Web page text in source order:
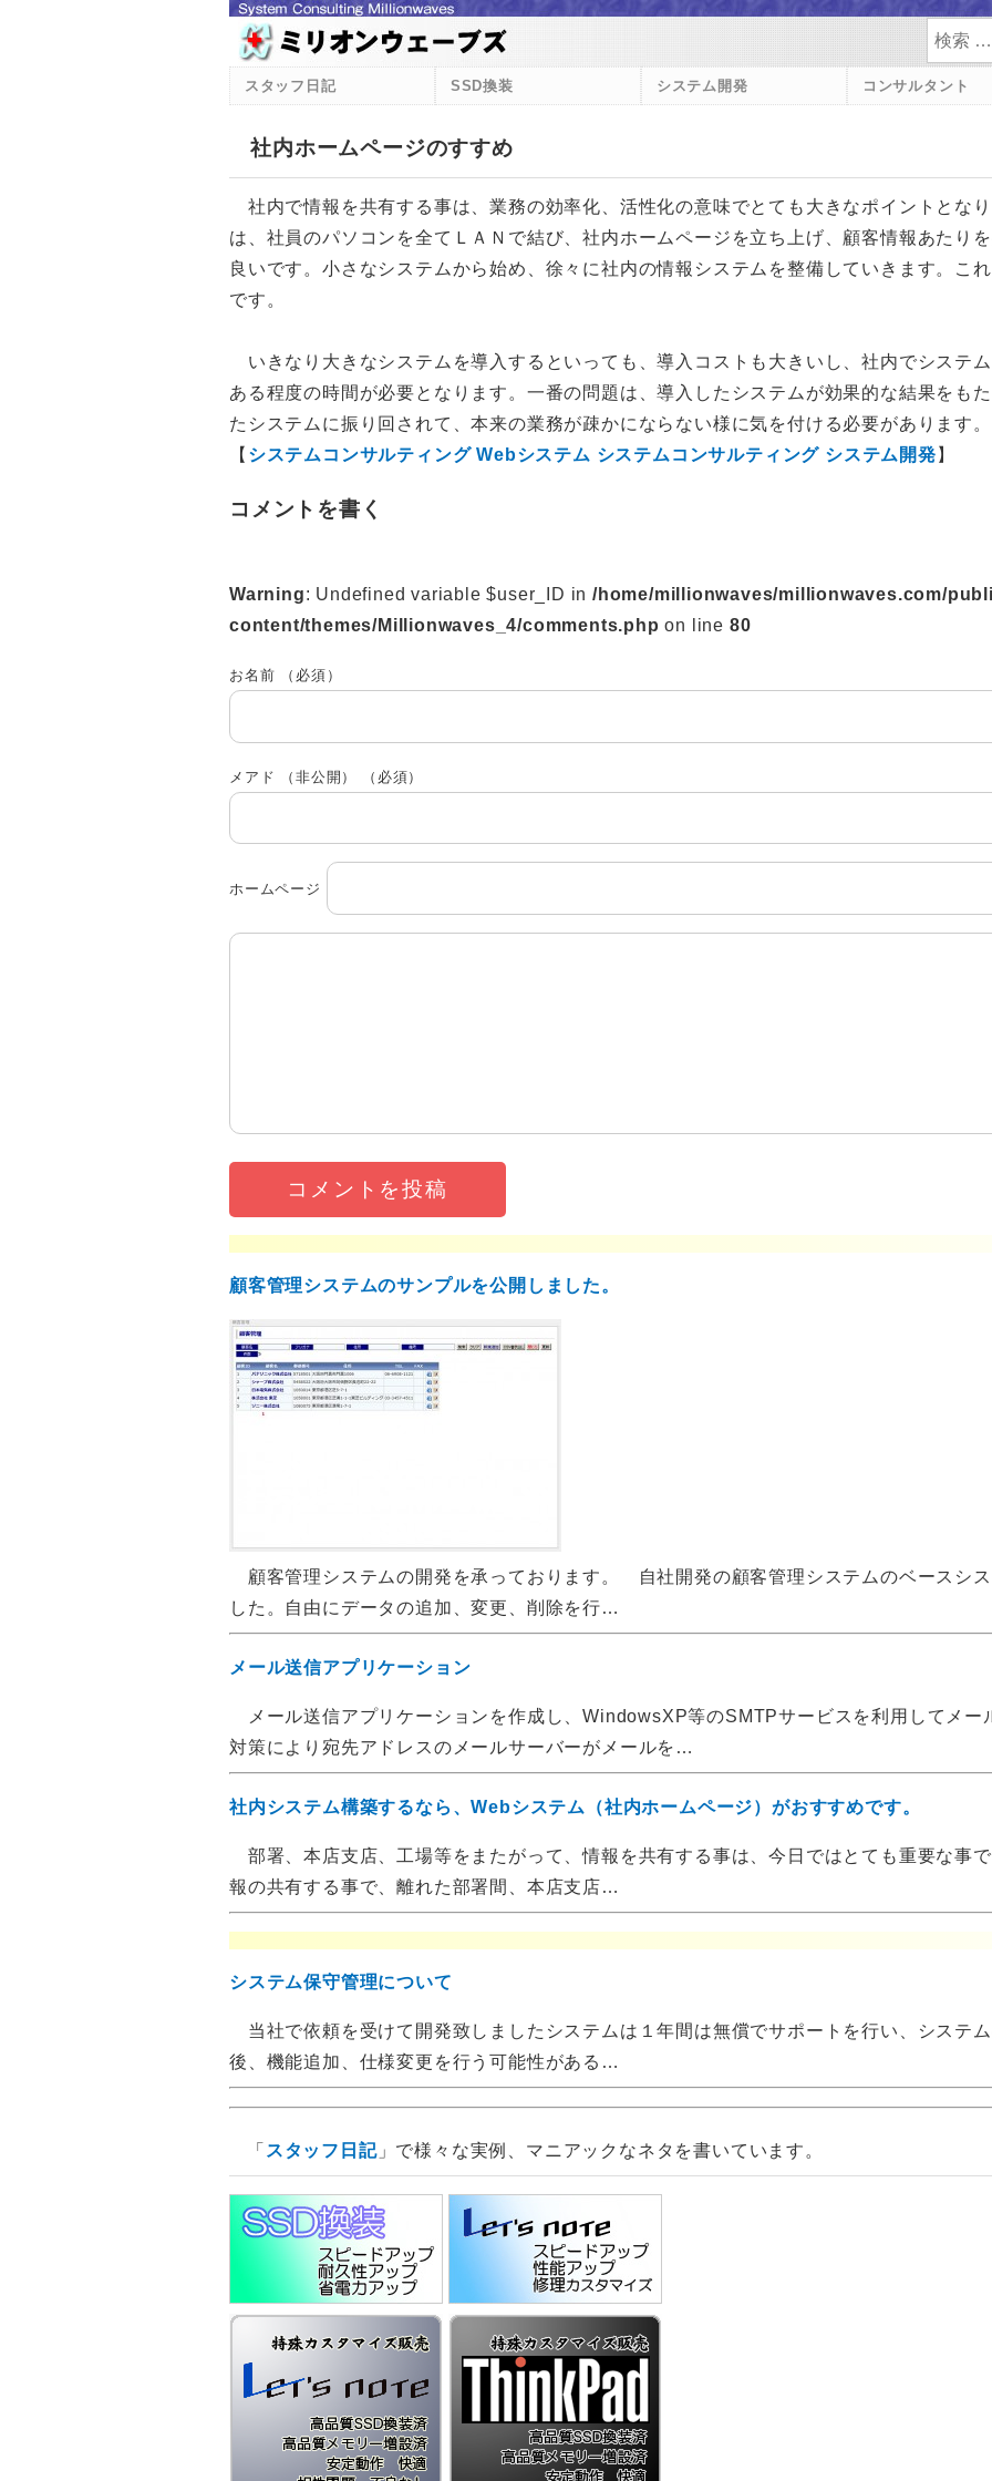
検索
社内ホームページのすすめ
社内で情報を共有する事は、業務の効率化、活性化の意味でとても大きなポイントとな
は、社員のパソコンを全てＬＡＮで結び、社内ホームページを立ち上げ、顧客情報あたり
良いです。小さなシステムから始め、徐々に社内の情報システムを整備していきます。こ
です。
いきなり大きなシステムを導入するといっても、導入コストも大きいし、社内でシステ
ある程度の時間が必要となります。一番の問題は、導入したシステムが効果的な結果をも
たシステムに振り回されて、本来の業務が疎かにならない様に気を付ける必要があります。
【 システムコンサルティング Webシステム システムコンサルティング システム開発 】
コメントを書く
Warning: Undefined variable $user_ID in/home/millionwaves/millionwaves.com/
content/themes/Millionwaves_4/comments.php on line 80
お名前 （必須）
メアド （非公開） （必須）
ホームページ
顧客管理システムのサンプルを公開しました。
顧客管理システムの開発を承っております。 自社開発の顧客管理システムのベースシス
した。自由にデータの追加、変更、削除を行…
メール送信アプリケーション
メール送信アプリケーションを作成し、WindowsXP等のSMTPサービスを利用してメー
対策により宛先アドレスのメールサーバーがメールを…
社内システム構築するなら、Webシステム（社内ホームページ）がおすすめです。
部署、本店支店、工場等をまたがって、情報を共有する事は、今日ではとても重要な事
報の共有する事で、離れた部署間、本店支店…
システム保守管理について
当社で依頼を受けて開発致しましたシステムは１年間は無償でサポートを行い、システ
後、機能追加、仕様変更を行う可能性がある…
スタッフ日記 SSD換装 システム開発 コンサルタント
「 スタッフ日記」で様々な実例、マニアックなネタを書いています。